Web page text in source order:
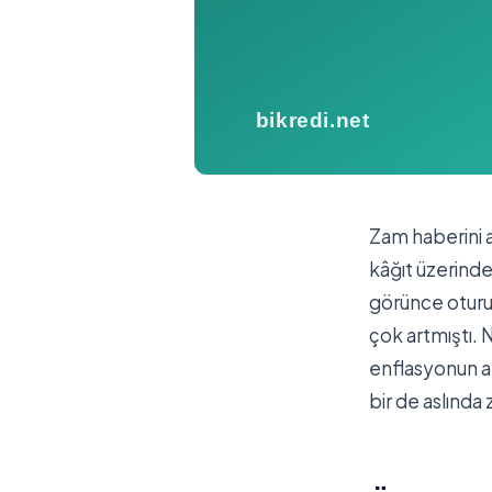
Zam haberini
kâğıt
görünce
çok artmıştı.
enflasyonun
bir de